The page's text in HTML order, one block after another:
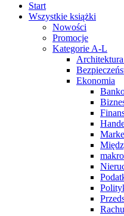
Start
Wszystkie książki
Nowości
Promocje
Kategorie A-L
Ekonomia